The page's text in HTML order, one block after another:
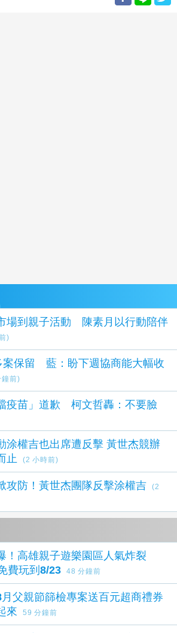
場到親子活動 陳素月以行動陪伴
)
案保留 藍：盼下週協商能大幅收
前)
疫苗」道歉 柯文哲轟：不要臉
涂權吉也出席遭反擊 黃世杰競辦
止
(2 小時前)
攻防！黃世杰團隊反擊涂權吉
(2
！高雄親子遊樂園區人氣炸裂
費玩到8/23
48 分鐘前
父親節篩檢專案送百元超商禮券
來
59 分鐘前